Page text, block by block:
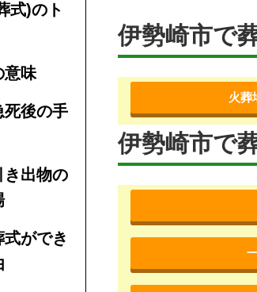
伊勢崎市で
火葬
伊勢崎市で
式)のト
意味
死後の手
き出物の
ができ